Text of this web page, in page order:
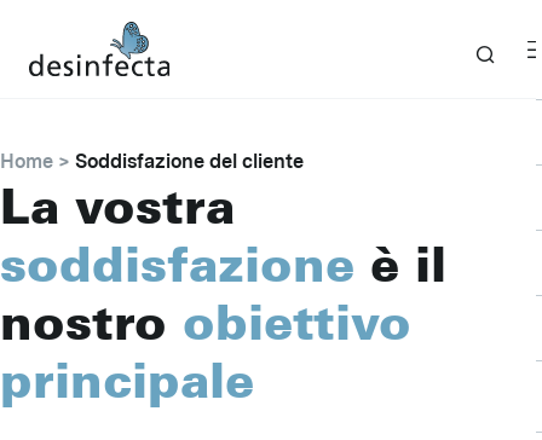
Home Soddisfazione del cliente
La vostra
soddisfazione è il
nostro obiettivo
principale